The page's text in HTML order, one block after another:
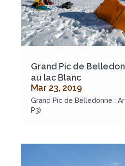
Grand Pic de
au lac Blanc
Mar 23, 2019
Grand Pic de Belledonne :
P3)